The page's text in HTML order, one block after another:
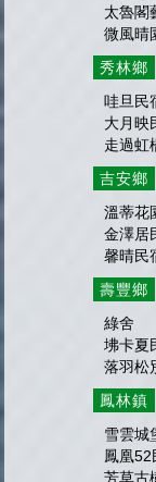
太魯閣
微風晴
秀林鄉
哇旦民
大月映
走過虹
吉安鄉
溫蒂花
金澤居
馨晴民
壽豐鄉
綠舍
坲卡夏
落羽松
鳳林鎮
雪雲城
鳳凰52
芳草古